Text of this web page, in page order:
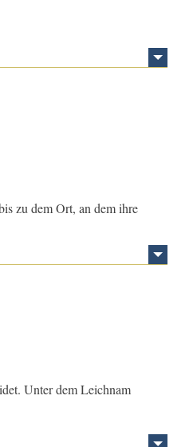
zu dem Ort, an dem ihre
Unter dem Leichnam